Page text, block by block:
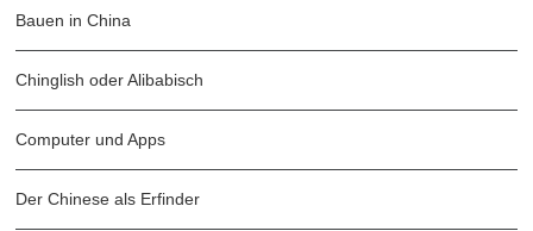
Bauen in China
Chinglish oder Alibabisch
Computer und Apps
Der Chinese als Erfinder